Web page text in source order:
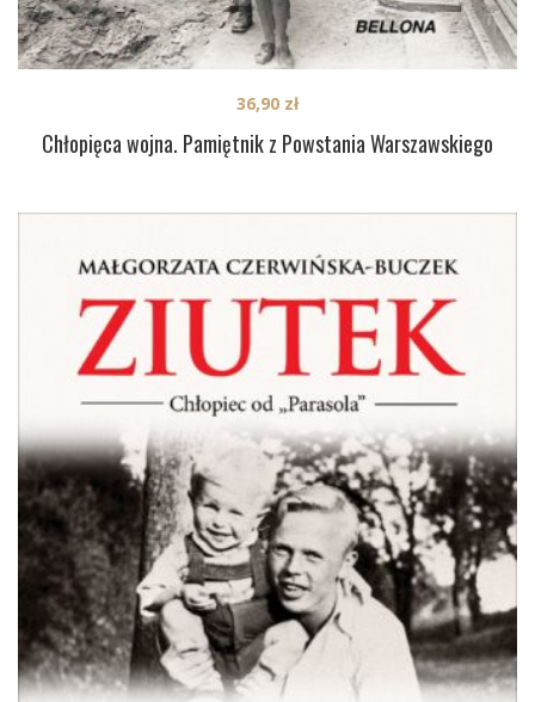
Chłopięca wojna. Pamiętnik z Powstania Warszawskiego
36,90 zł